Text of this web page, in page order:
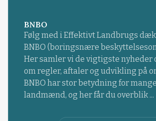
BNBO
Følg med i Effektivt Landbrugs
BNBO (boringsnære
Her samler vi de vigtigste nyheder
om regler, aftaler og udvikling på
BNBO har stor betydning for mange
landmænd, og her får du overblik ...